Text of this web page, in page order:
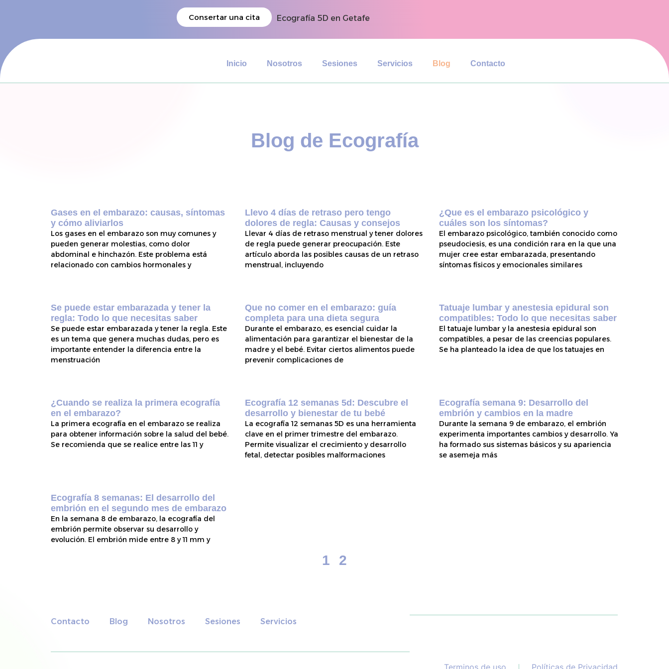
Consertar una cita Ecografía 5D en Getafe
Inicio Nosotros Sesiones Servicios Blog Contacto
Blog de Ecografía
Gases en el embarazo: causas, síntomas
y cómo aliviarlos
Los gases en el embarazo son muy comunes y
pueden generar molestias, como dolor
abdominal e hinchazón. Este problema está
relacionado con cambios hormonales y
Llevo 4 días de retraso pero tengo
dolores de regla: Causas y consejos
Llevar 4 días de retraso menstrual y tener dolores
de regla puede generar preocupación. Este
artículo aborda las posibles causas de un retraso
menstrual, incluyendo
¿Que es el embarazo psicológico y
cuáles son los síntomas?
El embarazo psicológico, también conocido como
pseudociesis, es una condición rara en la que una
mujer cree estar embarazada, presentando
síntomas físicos y emocionales similares
Se puede estar embarazada y tener la
regla: Todo lo que necesitas saber
Se puede estar embarazada y tener la regla. Este
es un tema que genera muchas dudas, pero es
importante entender la diferencia entre la
menstruación
Que no comer en el embarazo: guía
completa para una dieta segura
Durante el embarazo, es esencial cuidar la
alimentación para garantizar el bienestar de la
madre y el bebé. Evitar ciertos alimentos puede
prevenir complicaciones de
Tatuaje lumbar y anestesia epidural son
compatibles: Todo lo que necesitas saber
El tatuaje lumbar y la anestesia epidural son
compatibles, a pesar de las creencias populares.
Se ha planteado la idea de que los tatuajes en
¿Cuando se realiza la primera ecografía
en el embarazo?
La primera ecografía en el embarazo se realiza
para obtener información sobre la salud del bebé.
Se recomienda que se realice entre las 11 y
Ecografía 12 semanas 5d: Descubre el
desarrollo y bienestar de tu bebé
La ecografía 12 semanas 5D es una herramienta
clave en el primer trimestre del embarazo.
Permite visualizar el crecimiento y desarrollo
fetal, detectar posibles malformaciones
Ecografía semana 9: Desarrollo del
embrión y cambios en la madre
Durante la semana 9 de embarazo, el embrión
experimenta importantes cambios y desarrollo. Ya
ha formado sus sistemas básicos y su apariencia
se asemeja más
Ecografía 8 semanas: El desarrollo del
embrión en el segundo mes de embarazo
En la semana 8 de embarazo, la ecografía del
embrión permite observar su desarrollo y
evolución. El embrión mide entre 8 y 11 mm y
1 2
Contacto Blog Nosotros Sesiones Servicios